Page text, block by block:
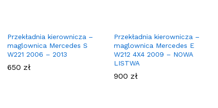
Przekładnia kierownicza –
maglownica Mercedes S
W221 2006 – 2013
650 zł
Przekładnia kierownicza –
maglownica Mercedes E
W212 4X4 2009 – NOWA
LISTWA
900 zł